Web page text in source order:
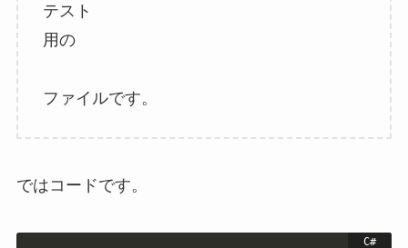
テスト
用の
ファイルです。
ではコードです。